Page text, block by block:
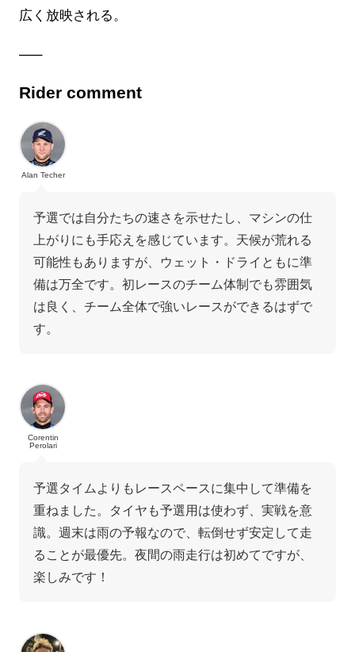
広く放映される。
—–
Rider comment
Alan Techer
予選では自分たちの速さを示せたし、マシンの仕
上がりにも手応えを感じています。天候が荒れる
可能性もありますが、ウェット・ドライともに準
備は万全です。初レースのチーム体制でも雰囲気
は良く、チーム全体で強いレースができるはずで
す。
Corentin
Perolari
予選タイムよりもレースペースに集中して準備を
重ねました。タイヤも予選用は使わず、実戦を意
識。週末は雨の予報なので、転倒せず安定して走
ることが最優先。夜間の雨走行は初めてですが、
楽しみです！